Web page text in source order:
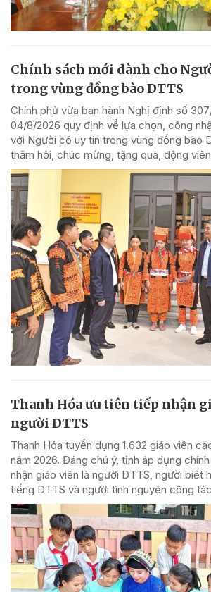
Chính sách mới dành cho
trong vùng đồng bào DTTS
Chính phủ vừa ban hành Nghị định số
04/8/2026 quy định về lựa chọn, công
với Người có uy tín trong vùng đồng bào
thăm hỏi, chúc mừng, tặng quà, động
Thanh Hóa ưu tiên tiếp nhận
người DTTS
Thanh Hóa tuyển dụng 1.632 giáo viên
năm 2026. Đáng chú ý, tỉnh áp dụng
nhận giáo viên là người DTTS, người biết
tiếng DTTS và người tình nguyện công